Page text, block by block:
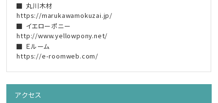
丸川木材
https://marukawamokuzai.jp/
イエローポニー
http://www.yellowpony.net/
Ｅルーム
https://e-roomweb.com/
アクセス